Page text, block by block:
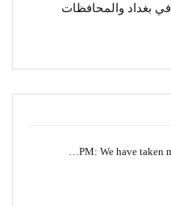
في بغداد والمحافظات
PM: We have taken